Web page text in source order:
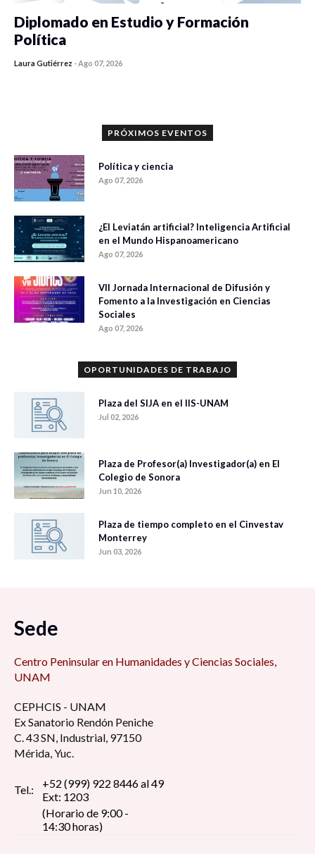
Diplomado en Estudio y Formación
Política
Laura Gutiérrez -Ago 07, 2026
PRÓXIMOS EVENTOS
Política y ciencia
Ago 07, 2026
¿El Leviatán artificial? Inteligencia Artificial
en el Mundo Hispanoamericano
Ago 07, 2026
VII Jornada Internacional de Difusión y
Fomento a la Investigación en Ciencias
Sociales
Ago 07, 2026
OPORTUNIDADES DE TRABAJO
Plaza del SIJA en el IIS-UNAM
Jul 02, 2026
Plaza de Profesor(a) Investigador(a) en El
Colegio de Sonora
Jun 10, 2026
Plaza de tiempo completo en el Cinvestav
Monterrey
Jun 03, 2026
Sede
Centro Peninsular en Humanidades y Ciencias Sociales,
UNAM
CEPHCIS - UNAM
Ex Sanatorio Rendón Peniche
C. 43 SN, Industrial, 97150
Mérida, Yuc.
Tel.:
+52 (999) 922 8446 al 49
Ext: 1203
(Horario de 9:00 -
14:30 horas)